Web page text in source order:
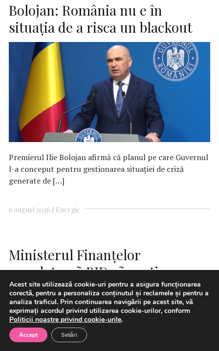
Bolojan: România nu e în
situaţia de a risca un blackout
Premierul Ilie Bolojan afirmă că planul pe care Guvernul
l-a conceput pentru gestionarea situaţiei de criză
generate de […]
6 august 2026 Energie
Ministerul Finanțelor
mandateazã BID sã gestioneze
granturile Programului
„Diaspora Investește Acasã”
Acest site utilizează cookie-uri pentru a asigura funcționarea
corectă, pentru a personaliza conținutul și reclamele și pentru a
analiza traficul. Prin continuarea navigării pe acest site, vă
exprimați acordul privind utilizarea cookie-urilor, conform
Politicii noastre privind cookie-urile.
Accept Setări